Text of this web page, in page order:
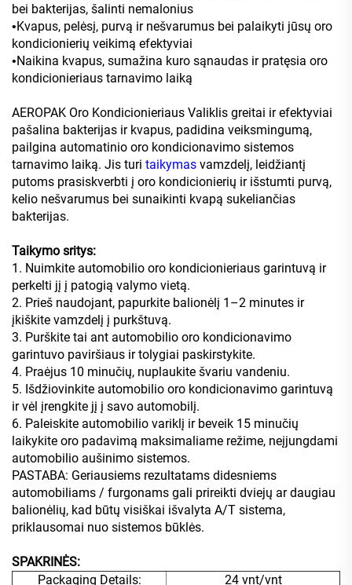
bei bakterijas, šalinti nemalonius
•Kvapus, pelėsį, purvą ir nešvarumus bei palaikyti jūsų oro
kondicionierių veikimą efektyviai
•Naikina kvapus, sumažina kuro sąnaudas ir pratęsia oro
kondicionieriaus tarnavimo laiką
AEROPAK Oro Kondicionieriaus Valiklis greitai ir efektyviai
pašalina bakterijas ir kvapus, padidina veiksmingumą,
pailgina automatinio oro kondicionavimo sistemos
tarnavimo laiką. Jis turi taikymas vamzdelį, leidžiantį
putoms prasiskverbti į oro kondicionierių ir išstumti purvą,
kelio nešvarumus bei sunaikinti kvapą sukeliančias
bakterijas.
Taikymo sritys:
1. Nuimkite automobilio oro kondicionieriaus garintuvą ir
perkelti jį į patogią valymo vietą.
2. Prieš naudojant, papurkite balionėlį 1–2 minutes ir
įkiškite vamzdelį į purkštuvą.
3. Purškite tai ant automobilio oro kondicionavimo
garintuvo paviršiaus ir tolygiai paskirstykite.
4. Praėjus 10 minučių, nuplaukite švariu vandeniu.
5. Išdžiovinkite automobilio oro kondicionavimo garintuvą
ir vėl įrengkite jį į savo automobilį.
6. Paleiskite automobilio variklį ir beveik 15 minučių
laikykite oro padavimą maksimaliame režime, neįjungdami
automobilio aušinimo sistemos.
PASTABA: Geriausiems rezultatams didesniems
automobiliams / furgonams gali prireikti dviejų ar daugiau
balionėlių, kad būtų visiškai išvalyta A/T sistema,
priklausomai nuo sistemos būklės.
SPAKRINĖS:
Packaging Details:
24 vnt/vnt